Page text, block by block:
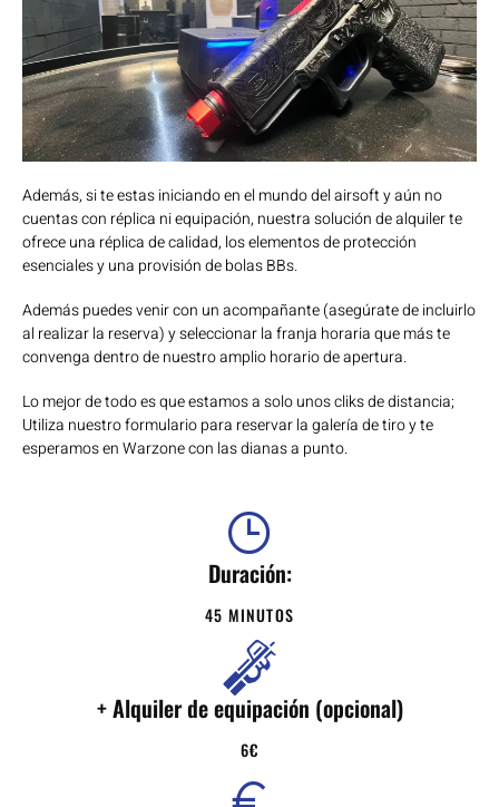
Además, si te estas iniciando en el mundo del airsoft y aún no
cuentas con réplica ni equipación, nuestra solución de alquiler te
ofrece una réplica de calidad, los elementos de protección
esenciales y una provisión de bolas BBs.
Además puedes venir con un acompañante (asegúrate de incluirlo
al realizar la reserva) y seleccionar la franja horaria que más te
convenga dentro de nuestro amplio horario de apertura.
Lo mejor de todo es que estamos a solo unos cliks de distancia;
Utiliza nuestro formulario para reservar la galería de tiro y te
esperamos en Warzone con las dianas a punto.
Duración:
45 MINUTOS
+ Alquiler de equipación (opcional)
6€